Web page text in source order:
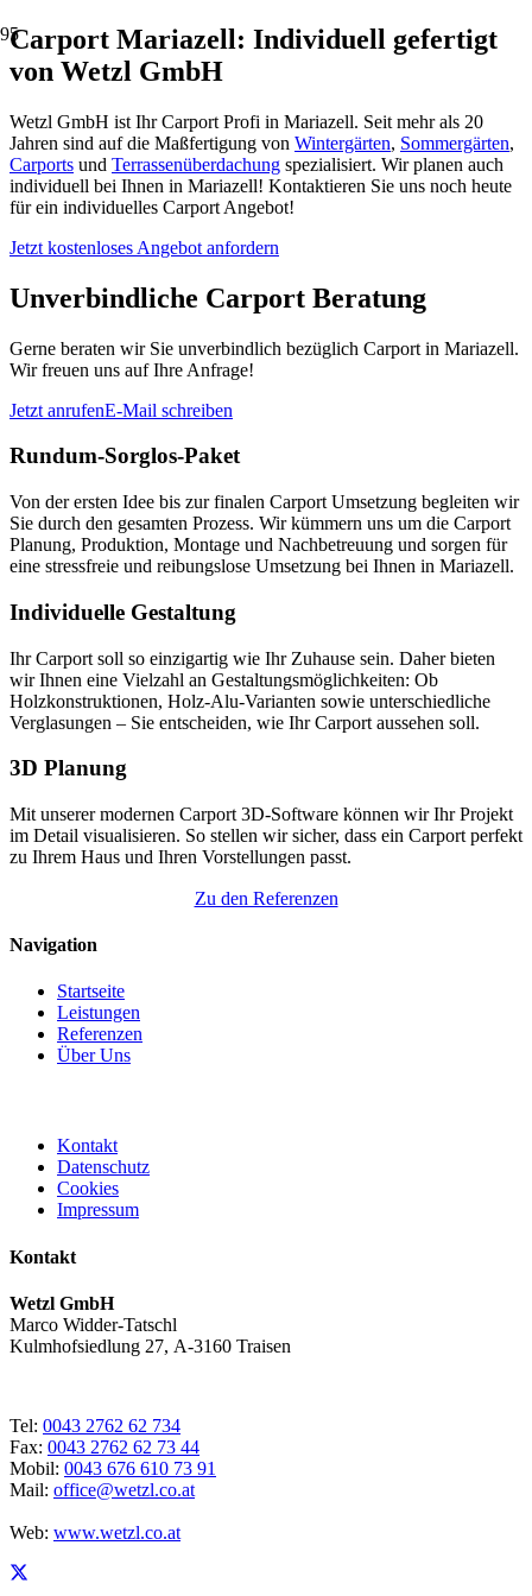
Carport Mariazell: Individuell gefertigt
von Wetzl GmbH
Wetzl GmbH ist Ihr Carport Profi in Mariazell. Seit mehr als 20
Jahren sind auf die Maßfertigung von Wintergärten, Sommergärten,
Carports und Terrassenüberdachung spezialisiert. Wir planen auch
individuell bei Ihnen in Mariazell! Kontaktieren Sie uns noch heute
für ein individuelles Carport Angebot!
Jetzt kostenloses Angebot anfordern
Unverbindliche Carport Beratung
Gerne beraten wir Sie unverbindlich bezüglich Carport in Mariazell.
Wir freuen uns auf Ihre Anfrage!
Jetzt anrufenE-Mail schreiben
Rundum-Sorglos-Paket
Von der ersten Idee bis zur finalen Carport Umsetzung begleiten wir
Sie durch den gesamten Prozess. Wir kümmern uns um die Carport
Planung, Produktion, Montage und Nachbetreuung und sorgen für
eine stressfreie und reibungslose Umsetzung bei Ihnen in Mariazell.
Individuelle Gestaltung
Ihr Carport soll so einzigartig wie Ihr Zuhause sein. Daher bieten
wir Ihnen eine Vielzahl an Gestaltungsmöglichkeiten: Ob
Holzkonstruktionen, Holz-Alu-Varianten sowie unterschiedliche
Verglasungen – Sie entscheiden, wie Ihr Carport aussehen soll.
3D Planung
Mit unserer modernen Carport 3D-Software können wir Ihr Projekt
im Detail visualisieren. So stellen wir sicher, dass ein Carport perfekt
zu Ihrem Haus und Ihren Vorstellungen passt.
Zu den Referenzen
Navigation
Startseite
Leistungen
Referenzen
Über Uns
Kontakt
Datenschutz
Cookies
Impressum
Kontakt
Wetzl GmbH
Marco Widder-Tatschl
Kulmhofsiedlung 27, A-3160 Traisen
Tel: 0043 2762 62 734
Fax: 0043 2762 62 73 44
Mobil: 0043 676 610 73 91
Mail: office@wetzl.co.at
Web: www.wetzl.co.at